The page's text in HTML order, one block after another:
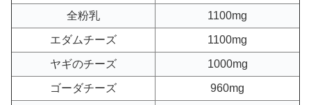
全粉乳 1100mg
エダムチーズ 1100mg
ヤギのチーズ 1000mg
ゴーダチーズ 960mg